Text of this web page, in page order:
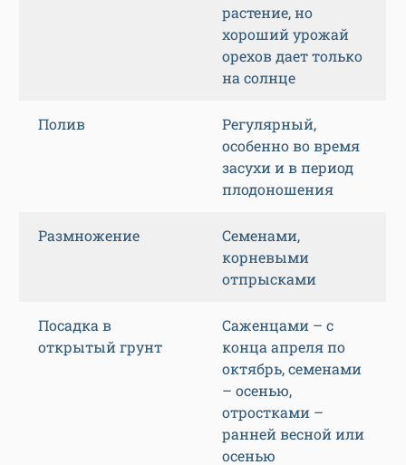
растение, но
хороший урожай
орехов дает только
на солнце
Полив
Регулярный,
особенно во время
засухи и в период
плодоношения
Размножение
Семенами,
корневыми
отпрысками
Посадка в
открытый грунт
Саженцами – с
конца апреля по
октябрь, семенами
– осенью,
отростками –
ранней весной или
осенью